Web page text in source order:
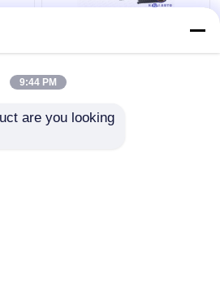
の
CLK Cのクラスのメルセ
デスCLKのタイミング
のチェーン取り替え
M271.921の大広間Eは
Tモデル8*142L
A27105009を分類する
ベストプライス
9:44 PM
are you looking